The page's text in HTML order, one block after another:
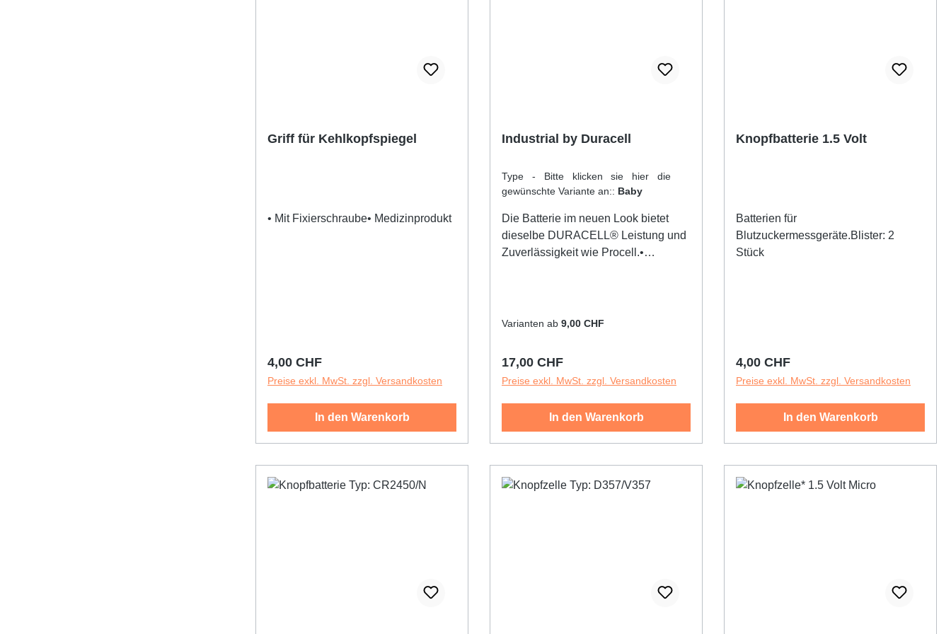
Griff für Kehlkopfspiegel
• Mit Fixierschraube• Medizinprodukt
Regulärer Preis:
4,00 CHF
Preise exkl. MwSt. zzgl. Versandkosten
In den Warenkorb
Industrial by Duracell
Type - Bitte klicken sie hier die
gewünschte Variante an:: Baby
Die Batterie im neuen Look bietet
dieselbe DURACELL® Leistung und
Zuverlässigkeit wie Procell.•
Langlebigere Leistung• Garantierte
Verpackung• Produziert gemäß IEC
60086 und ISO 9001
Varianten ab 9,00 CHF
Regulärer Preis:
17,00 CHF
Preise exkl. MwSt. zzgl. Versandkosten
In den Warenkorb
Knopfbatterie 1.5 Volt
Batterien für
Blutzuckermessgeräte.Blister: 2
Stück
Regulärer Preis:
4,00 CHF
Preise exkl. MwSt. zzgl. Versandkosten
In den Warenkorb